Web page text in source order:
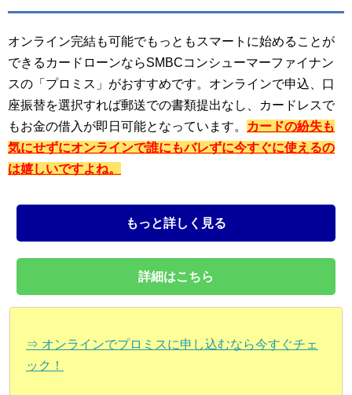
オンライン完結も可能でもっともスマートに始めることが
できるカードローンならSMBCコンシューマーファイナン
スの「プロミス」がおすすめです。オンラインで申込、口
座振替を選択すれば郵送での書類提出なし、カードレスで
もお金の借入が即日可能となっています。
カードの紛失も
気にせずにオンラインで誰にもバレずに今すぐに使えるの
は嬉しいですよね。
もっと詳しく見る
詳細はこちら
⇒ オンラインでプロミスに申し込むなら今すぐチェ
ック！